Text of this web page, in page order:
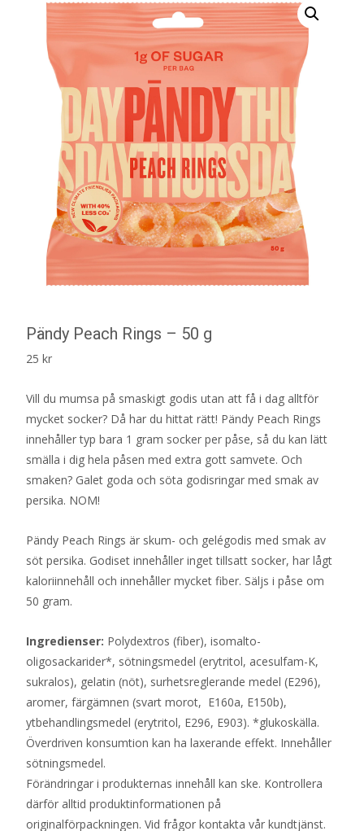
Pändy Peach Rings – 50 g
25 kr
Vill du mumsa på smaskigt godis utan att få i dag alltför
mycket socker? Då har du hittat rätt! Pändy Peach Rings
innehåller typ bara 1 gram socker per påse, så du kan lätt
smälla i dig hela påsen med extra gott samvete. Och
smaken? Galet goda och söta godisringar med smak av
persika. NOM!
Pändy Peach Rings är skum- och gelégodis med smak av
söt persika. Godiset innehåller inget tillsatt socker, har lågt
kaloriinnehåll och innehåller mycket fiber. Säljs i påse om
50 gram.
Ingredienser: Polydextros (fiber), isomalto-
oligosackarider*, sötningsmedel (erytritol, acesulfam-K,
sukralos), gelatin (nöt), surhetsreglerande medel (E296),
aromer, färgämnen (svart morot, E160a, E150b),
ytbehandlingsmedel (erytritol, E296, E903). *glukoskälla.
Överdriven konsumtion kan ha laxerande effekt. Innehåller
sötningsmedel.
Förändringar i produkternas innehåll kan ske. Kontrollera
därför alltid produktinformationen på
originalförpackningen. Vid frågor kontakta vår kundtjänst.